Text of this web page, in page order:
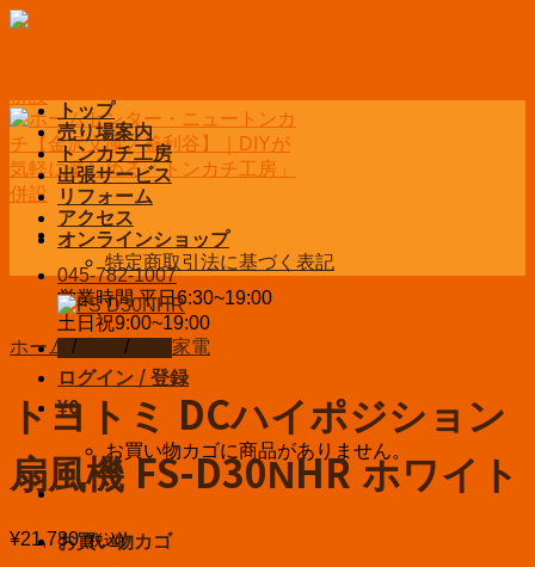
Skip
045-782-1007
営業時間 平日6:30~19:00
土日祝9:00~19:00
お問い合わせ
ログイン / 登録
¥0
お買い物カゴに商品がありません。
お買い物カゴ
トップ
売り場案内
トンカチ工房
出張サービス
リフォーム
アクセス
オンラインショップ
特定商取引法に基づく表記
ホーム / / 季節家電
トヨトミ DCハイポジション
扇風機 FS-D30NHR ホワイト
¥21,780 (税込)